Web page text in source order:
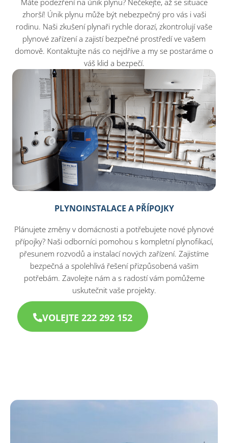
Máte podezření na únik plynu? Nečekejte, až se situace
zhorší! Únik plynu může být nebezpečný pro vás i vaši
rodinu. Naši zkušení plynaři rychle dorazí, zkontrolují vaše
plynové zařízení a zajistí bezpečné prostředí ve vašem
domově. Kontaktujte nás co nejdříve a my se postaráme o
váš klid a bezpečí.
PLYNOINSTALACE A PŘÍPOJKY
Plánujete změny v domácnosti a potřebujete nové plynové
přípojky? Naši odborníci pomohou s kompletní plynofikací,
přesunem rozvodů a instalací nových zařízení. Zajistíme
bezpečná a spolehlivá řešení přizpůsobená vašim
potřebám. Zavolejte nám a s radostí vám pomůžeme
uskutečnit vaše projekty.
VOLEJTE 222 292 152